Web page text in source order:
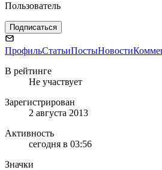
Пользователь
Подписаться
ПрофильСтатьиПостыНовости
В рейтинге
Не участвует
Зарегистрирован
2 августа 2013
Активность
сегодня в 03:56
Значки